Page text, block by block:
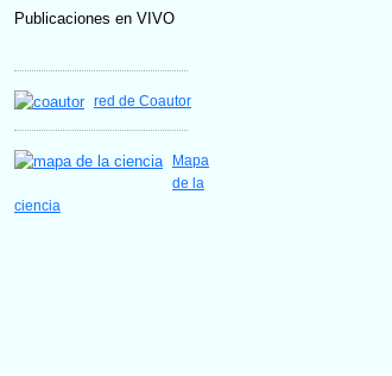
Publicaciones en VIVO
red de Coautor
Mapa
de la
ciencia